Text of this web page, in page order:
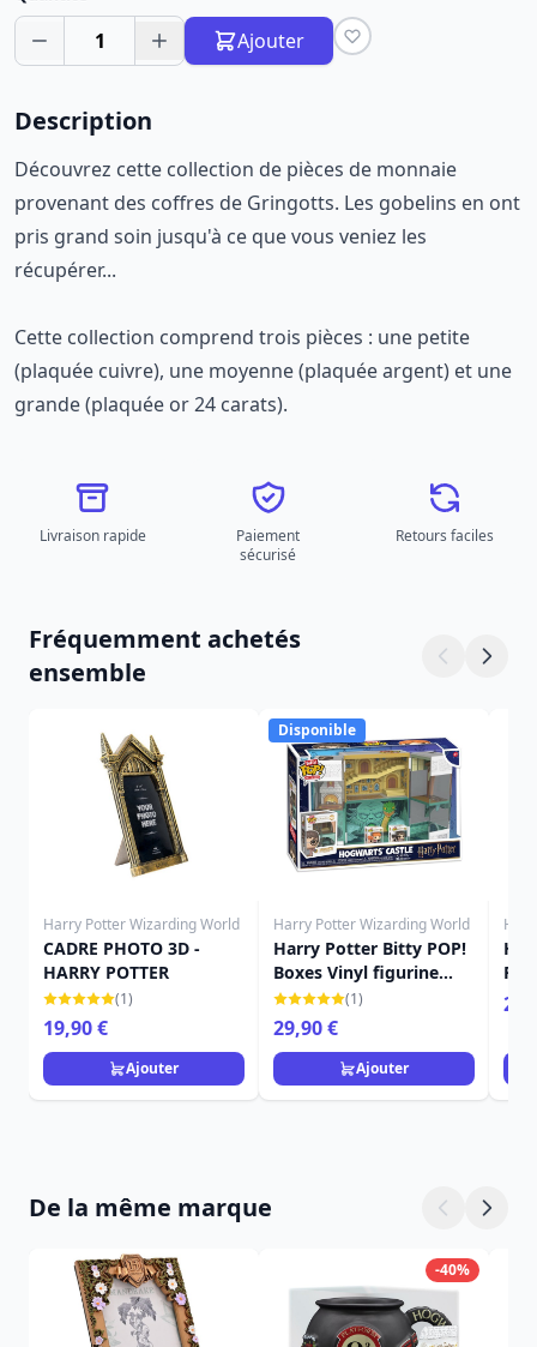
1 Ajouter
Description
Découvrez cette collection de pièces de monnaie
provenant des coffres de Gringotts. Les gobelins en ont
pris grand soin jusqu'à ce que vous veniez les
récupérer...
Cette collection comprend trois pièces : une petite
(plaquée cuivre), une moyenne (plaquée argent) et une
grande (plaquée or 24 carats).
Livraison rapide
Paiement
sécurisé
Retours faciles
Fréquemment achetés
ensemble
Harry Potter Wizarding World
CADRE PHOTO 3D -
HARRY POTTER
(1)
19,90 €
Ajouter
Disponible
Harry Potter Wizarding World
Harry Potter Bitty POP!
Boxes Vinyl figurine
Hogwarts(1)
29,90 €
Ajouter
De la même marque
-40%